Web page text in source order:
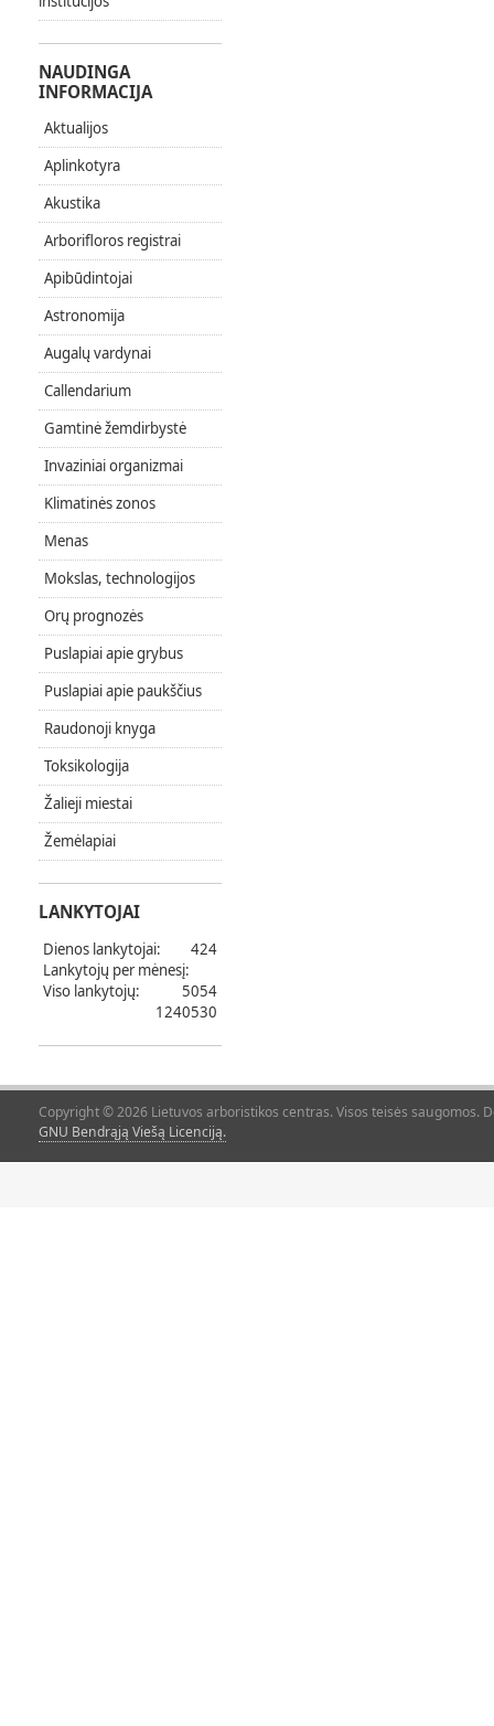
NAUDINGA
INFORMACIJA
Aktualijos
Aplinkotyra
Akustika
Arborifloros registrai
Apibūdintojai
Astronomija
Augalų vardynai
Callendarium
Gamtinė žemdirbystė
Invaziniai organizmai
Klimatinės zonos
Menas
Mokslas, technologijos
Orų prognozės
Puslapiai apie grybus
Puslapiai apie paukščius
Raudonoji knyga
Toksikologija
Žalieji miestai
Žemėlapiai
LANKYTOJAI
Dienos lankytojai:
424
Lankytojų per mėnesį:
5054
Viso lankytojų:
1240530
Copyright © 2026 Lietuvos arboristikos centras. Visos teisės saugomos.
GNU Bendrąją Viešą Licenciją.